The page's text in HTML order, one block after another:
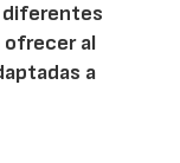
diferentes
ofrecer al
a